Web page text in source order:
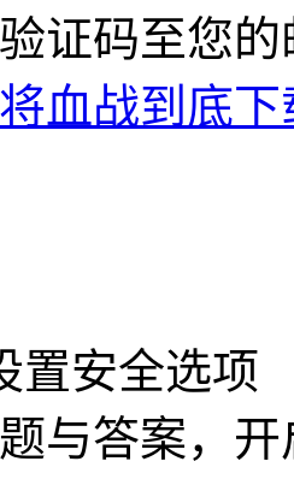
证码至您
血战到底
置安全选项
与答案，